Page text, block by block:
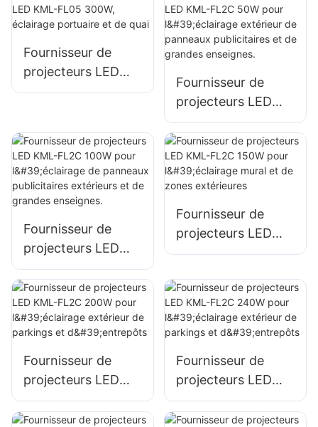
installations
industrielles, aux
panneaux
d'affichage et à
Fournisseur de
projecteurs LED
KML-FL05 300W,
et de quai
Fournisseur de
projecteurs LED
KML-FL2C 50W
pour l'éclairage
extérieur de
panneaux
grandes enseignes.
Fournisseur de
projecteurs LED
KML-FL2C 100W
pour l'éclairage de
panneaux
publicitaires
grandes enseignes.
Fournisseur de
projecteurs LED
KML-FL2C 150W
mural et de zones
extérieures
Fournisseur de
projecteurs LED
KML-FL2C 200W
pour l'éclairage
Fournisseur de
projecteurs LED
KML-FL2C 240W
pour l'éclairage